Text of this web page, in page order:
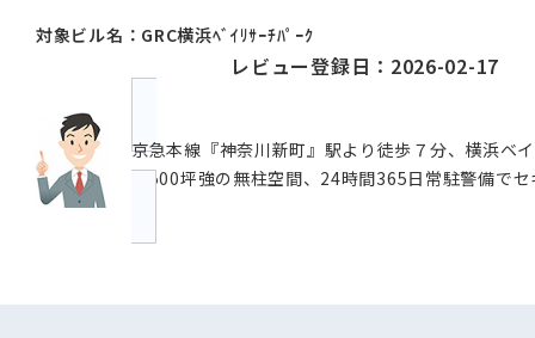
対象ビル名：GRC横浜ﾍﾞｲﾘｻｰﾁﾊﾟｰｸ
レビュー登録日：2026-02-17
京急本線『神奈川新町』駅より徒歩７分、横浜ベ
ア500坪強の無柱空間、24時間365日常駐警備で